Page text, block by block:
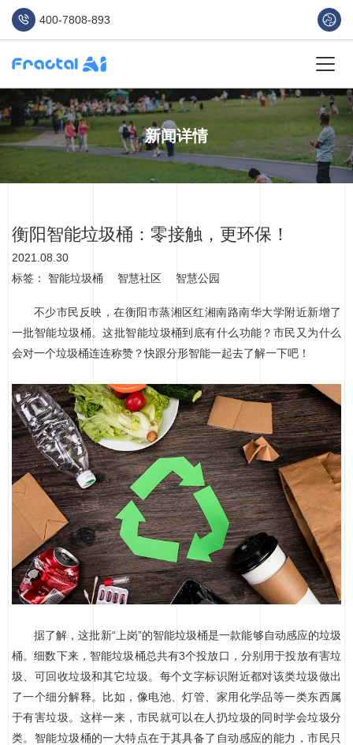
400-7808-893
新闻详情
衡阳智能垃圾桶：零接触，更环保！
2021.08.30
标签： 智能垃圾桶 智慧社区 智慧公园
不少市民反映，在衡阳市蒸湘区红湘南路南华大学附近新增了
一批智能垃圾桶。这批智能垃圾桶到底有什么功能？市民又为什么
会对一个垃圾桶连连称赞？快跟分形智能一起去了解一下吧！
据了解，这批新“上岗”的智能垃圾桶是一款能够自动感应的垃圾
桶。细数下来，智能垃圾桶总共有3个投放口，分别用于投放有害垃
圾、可回收垃圾和其它垃圾。每个文字标识附近都对该类垃圾做出
了一个细分解释。比如，像电池、灯管、家用化学品等一类东西属
于有害垃圾。这样一来，市民就可以在人扔垃圾的同时学会垃圾分
类。智能垃圾桶的一大特点在于其具备了自动感应的能力，市民只